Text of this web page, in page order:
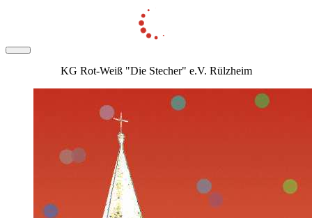
KG Rot-Weiß "Die Stecher" e.V. Rülzheim